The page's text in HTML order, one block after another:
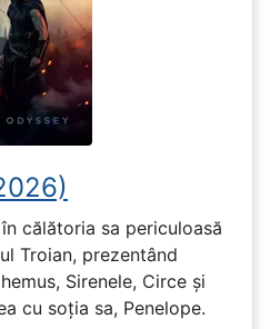
călătoria sa periculoasă
Troian, prezentând
Sirenele, Circe și
cu soția sa, Penelope.